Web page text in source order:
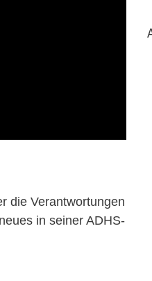
die Verantwortungen
in seiner ADHS-